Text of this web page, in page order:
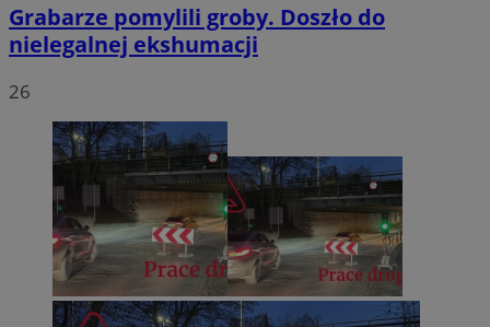
Grabarze pomylili groby. Doszło do
nielegalnej ekshumacji
26